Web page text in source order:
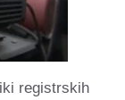
registrskih